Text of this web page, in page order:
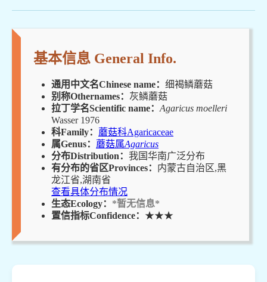
基本信息 General Info.
通用中文名Chinese name： 细褐鳞蘑菇
别称Othernames： 灰鳞蘑菇
拉丁学名Scientific name： Agaricus moelleri
Wasser 1976
科Family： 蘑菇科Agaricaceae
属Genus： 蘑菇属Agaricus
分布Distribution： 我国华南广泛分布
有分布的省区Provinces： 内蒙古自治区,黑
龙江省,湖南省
查看具体分布情况
生态Ecology： *暂无信息*
置信指标Confidence： ★★★